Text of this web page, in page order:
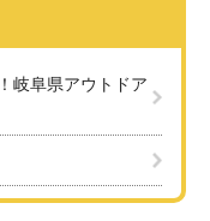
岐阜県アウトドア